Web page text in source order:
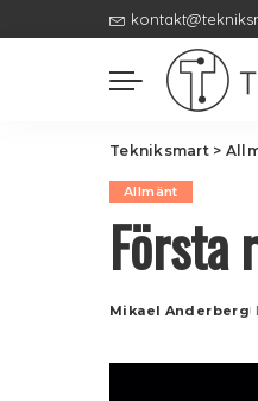
Tekniksmart>
Allmänt
Första
Posted
Mikael Anderberg